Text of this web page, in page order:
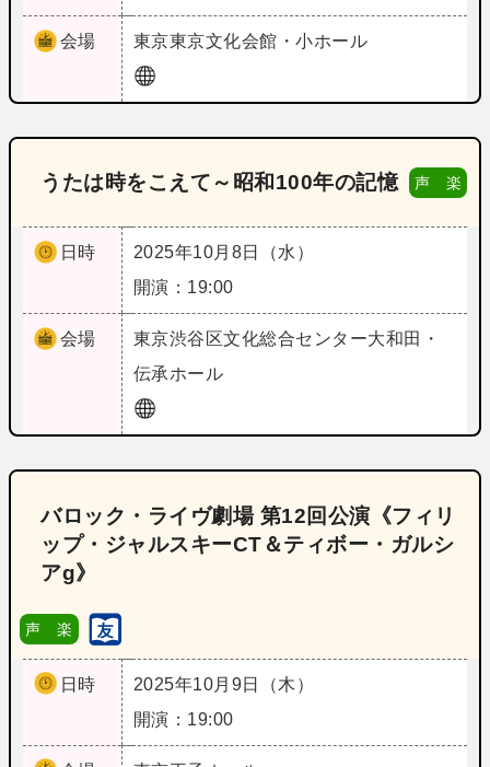
会場 東京東京文化会館・小ホール
うたは時をこえて～昭和100年の記憶 声 楽
日時
2025年10月8日（水）
開演：19:00
会場 東京渋谷区文化総合センター大和田・
伝承ホール
バロック・ライヴ劇場 第12回公演《フィリ
ップ・ジャルスキーCT＆ティボー・ガルシ
アg》
声 楽
日時
2025年10月9日（木）
開演：19:00